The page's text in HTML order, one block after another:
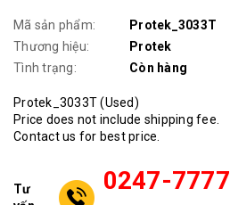
Mã sản phẩm:
Protek_3033T
Thương hiệu:
Protek
Tình trạng:
Còn hàng
Protek_3033T (Used)
Price does not include shipping fee.
Contact us for best price.
Tư
0247-